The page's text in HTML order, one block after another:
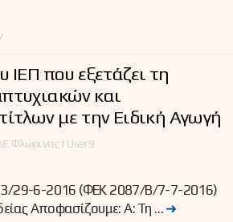
ΙΕΠ που εξετάζει τη
και
με την Ειδική Αγωγή
Φλώρινας | User9
29-6-2016 (ΦΕΚ 2087/Β/7-7-2016)
Αποφασίζουμε: Α: Τη … ➜